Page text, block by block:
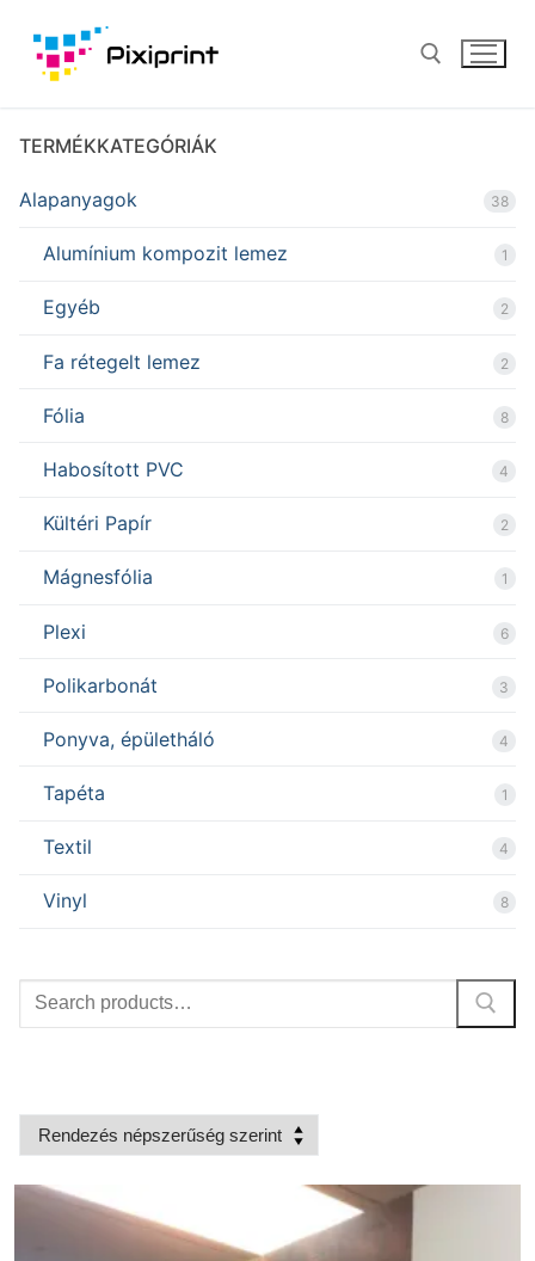
tartalomra
TERMÉKKATEGÓRIÁK
Alapanyagok 38
Alumínium kompozit lemez 1
Egyéb 2
Fa rétegelt lemez 2
Fólia 8
Habosított PVC 4
Kültéri Papír 2
Mágnesfólia 1
Plexi 6
Polikarbonát 3
Ponyva, épületháló 4
Tapéta 1
Textil 4
Vinyl 8
Search
for: